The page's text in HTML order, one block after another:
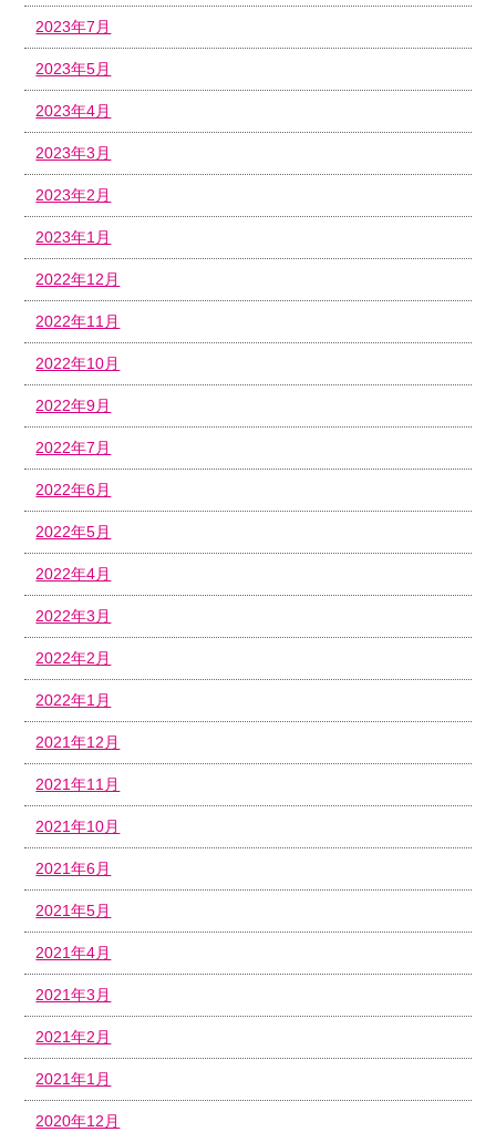
2023年7月
2023年5月
2023年4月
2023年3月
2023年2月
2023年1月
2022年12月
2022年11月
2022年10月
2022年9月
2022年7月
2022年6月
2022年5月
2022年4月
2022年3月
2022年2月
2022年1月
2021年12月
2021年11月
2021年10月
2021年6月
2021年5月
2021年4月
2021年3月
2021年2月
2021年1月
2020年12月